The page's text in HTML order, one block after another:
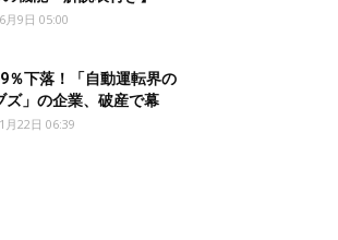
月9日 05:00
％下落！「自動運転界の
ズ」の企業、破産で幕
月22日 06:39